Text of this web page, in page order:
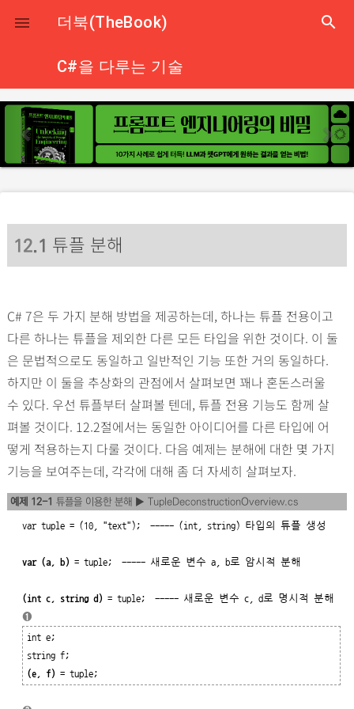
close
 더북(TheBook) search
C#을 다루는 기술
p
r
e
o
u
s
n
e
x
12.1 튜플 분해
C# 7은 두 가지 분해 방법을 제공하는데, 하나는 튜플 전용이고
다른 하나는 튜플을 제외한 다른 모든 타입을 위한 것이다. 이 둘
은 문법적으로도 동일하고 일반적인 기능 또한 거의 동일하다.
하지만 이 둘을 추상화의 관점에서 살펴보면 꽤나 혼돈스러울
수 있다. 우선 튜플부터 살펴볼 텐데, 튜플 전용 기능도 함께 살
펴볼 것이다. 12.2절에서는 동일한 아이디어를 다른 타입에 어
떻게 적용하는지 다룰 것이다. 다음 예제는 분해에 대한 몇 가지
기능을 보여주는데, 각각에 대해 좀 더 자세히 살펴보자.
예제 12-1 튜플을 이용한 분해 ▶ TupleDeconstructionOverview.cs
var tuple = (10, "text"); ----- (int, string) 타입의 튜플 생성
var (a, b) = tuple; ----- 새로운 변수 a, b로 암시적 분해
(int c, string d) = tuple; ----- 새로운 변수 c, d로 명시적 분해
➊
int e;
(e, f) = tuple;